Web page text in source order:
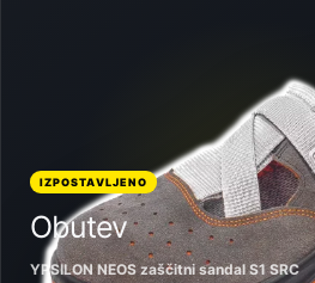
IZPOSTAVLJENO
Obutev
YPSILON NEOS zaščitni sandal S1 SRC